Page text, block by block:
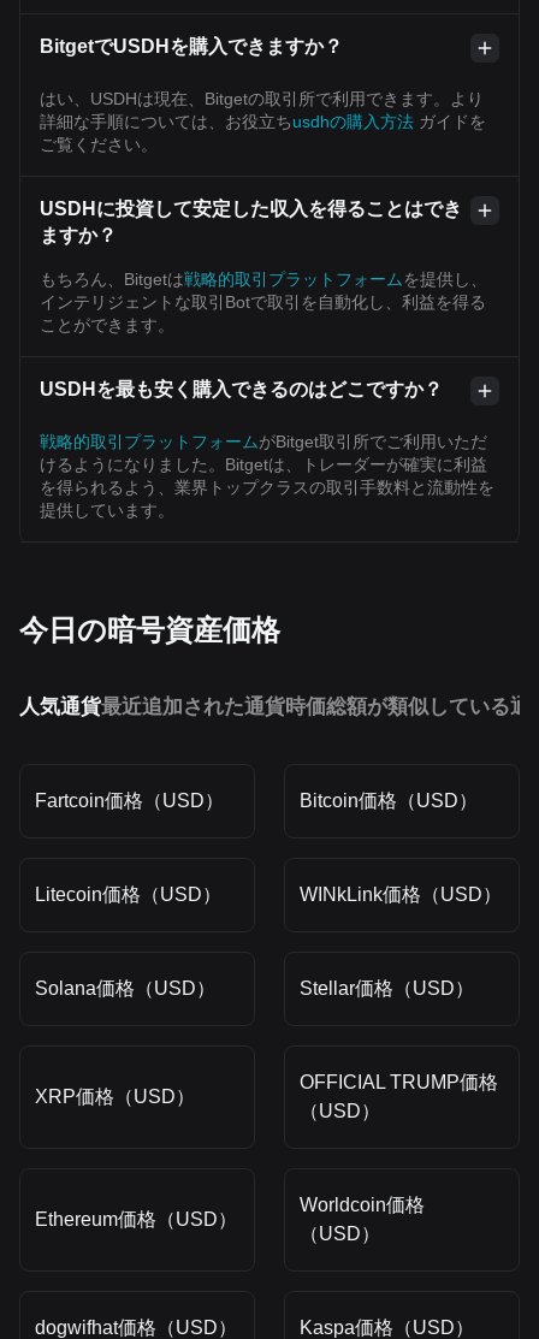
BitgetでUSDHを購入できますか？
はい、USDHは現在、Bitgetの取引所で利用できます。より
詳細な手順については、お役立ちusdhの購入方法 ガイドを
ご覧ください。
USDHに投資して安定した収入を得ることはでき
ますか？
もちろん、Bitgetは戦略的取引プラットフォーム を提供し、
インテリジェントな取引Botで取引を自動化し、利益を得る
ことができます。
USDHを最も安く購入できるのはどこですか？
戦略的取引プラットフォームがBitget取引所でご利用いただ
けるようになりました。Bitgetは、トレーダーが確実に利益
を得られるよう、業界トップクラスの取引手数料と流動性を
提供しています。
今日の暗号資産価格
人気通貨最近追加された通貨時価総額が類似している通
Fartcoin価格（USD） Bitcoin価格（USD）
Litecoin価格（USD） WINkLink価格（USD）
Solana価格（USD） Stellar価格（USD）
XRP価格（USD）
OFFICIAL TRUMP価格
（USD）
Ethereum価格（USD）
Worldcoin価格
（USD）
dogwifhat価格（USD） Kaspa価格（USD）